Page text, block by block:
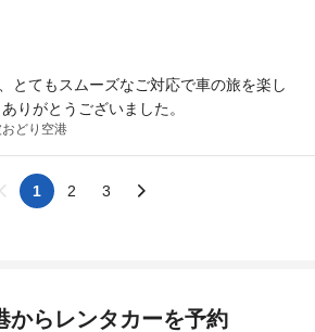
とてもスムーズなご対応で車の旅を楽し
りがとうございました。
どり空港
1 2 3
からレンタカーを予約